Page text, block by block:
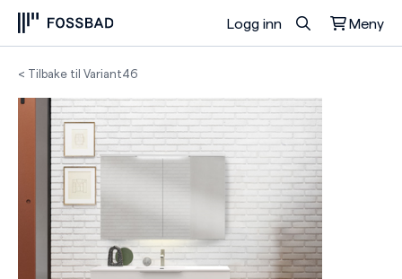
Logg inn Meny
Du har ingen produkter i handlekurven.
< Tilbake til Variant46